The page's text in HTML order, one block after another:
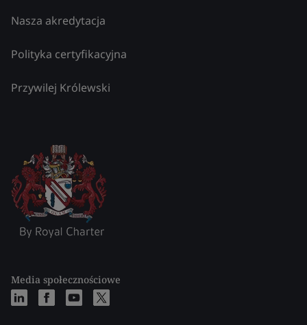
Nasza akredytacja
Polityka certyfikacyjna
Przywilej Królewski
Media społecznościowe